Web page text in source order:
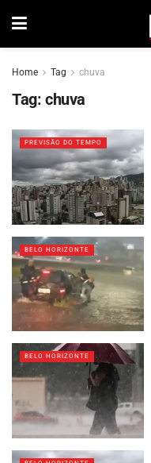
Home Tag chuva
Tag: chuva
PREVISÃO DO TEMPO
BELO HORIZONTE
BELO HORIZONTE